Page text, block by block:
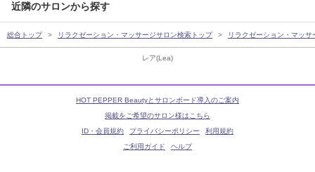
レア(Lea)
近隣のサロンから探す
総合トップ リラクゼーション・マッサージサロン検索トップ リラクゼーション・マッ
HOT PEPPER Beautyとサロンボード導入のご案内
掲載をご希望のサロン様はこちら
ID・会員規約
プライバシーポリシー
利用規約
ご利用ガイド
ヘルプ